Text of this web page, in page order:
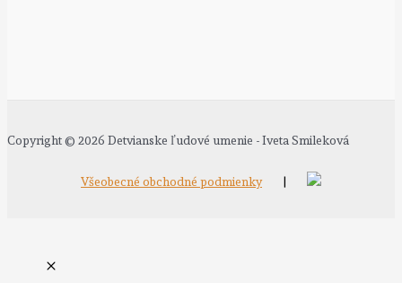
Copyright © 2026 Detvianske ľudové umenie - Iveta Smileková
Všeobecné obchodné podmienky |